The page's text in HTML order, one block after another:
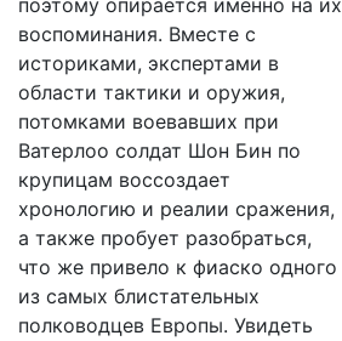
поэтому опирается именно на их
воспоминания. Вместе с
историками, экспертами в
области тактики и оружия,
потомками воевавших при
Ватерлоо солдат Шон Бин по
крупицам воссоздает
хронологию и реалии сражения,
а также пробует разобраться,
что же привело к фиаско одного
из самых блистательных
полководцев Европы. Увидеть